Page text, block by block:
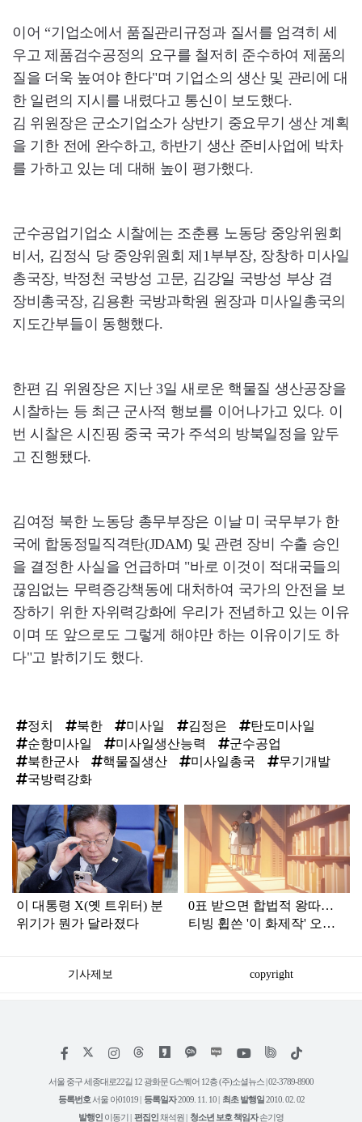
이어 “기업소에서 품질관리규정과 질서를 엄격히 세
우고 제품검수공정의 요구를 철저히 준수하여 제품의
질을 더욱 높여야 한다"며 기업소의 생산 및 관리에 대
한 일련의 지시를 내렸다고 통신이 보도했다.
김 위원장은 군소기업소가 상반기 중요무기 생산 계획
을 기한 전에 완수하고, 하반기 생산 준비사업에 박차
를 가하고 있는 데 대해 높이 평가했다.
군수공업기업소 시찰에는 조춘룡 노동당 중앙위원회
비서, 김정식 당 중앙위원회 제1부부장, 장창하 미사일
총국장, 박정천 국방성 고문, 김강일 국방성 부상 겸
장비총국장, 김용환 국방과학원 원장과 미사일총국의
지도간부들이 동행했다.
한편 김 위원장은 지난 3일 새로운 핵물질 생산공장을
시찰하는 등 최근 군사적 행보를 이어나가고 있다. 이
번 시찰은 시진핑 중국 국가 주석의 방북일정을 앞두
고 진행됐다.
김여정 북한 노동당 총무부장은 이날 미 국무부가 한
국에 합동정밀직격탄(JDAM) 및 관련 장비 수출 승인
을 결정한 사실을 언급하며 "바로 이것이 적대국들의
끊임없는 무력증강책동에 대처하여 국가의 안전을 보
장하기 위한 자위력강화에 우리가 전념하고 있는 이유
이며 또 앞으로도 그렇게 해야만 하는 이유이기도 하
다"고 밝히기도 했다.
정치 북한 미사일 김정은
탄도미사일
순항미사일
미사일생산능력
군수공업
북한군사
핵물질생산 미사일총국
무기개발
국방력강화
탑
라
인
이 대통령 X(옛 트위터) 분
위기가 뭔가 달라졌다
0표 받으면 합법적 왕따…
티빙 휩쓴 '이 화제작' 오늘
기사제보 copyright
페
스
인
타
램
위
트
유
튜
틱
서울 중구 세종대로22길 12 광화문 G스퀘어 12층 (주)소셜뉴스 | 02-3789-8900
등록번호 서울 아01019 | 등록일자2009. 11. 10 | 최초 발행일2010. 02. 02
발행인 이동기 | 편집인채석원 | 청소년 보호 책임자손기영